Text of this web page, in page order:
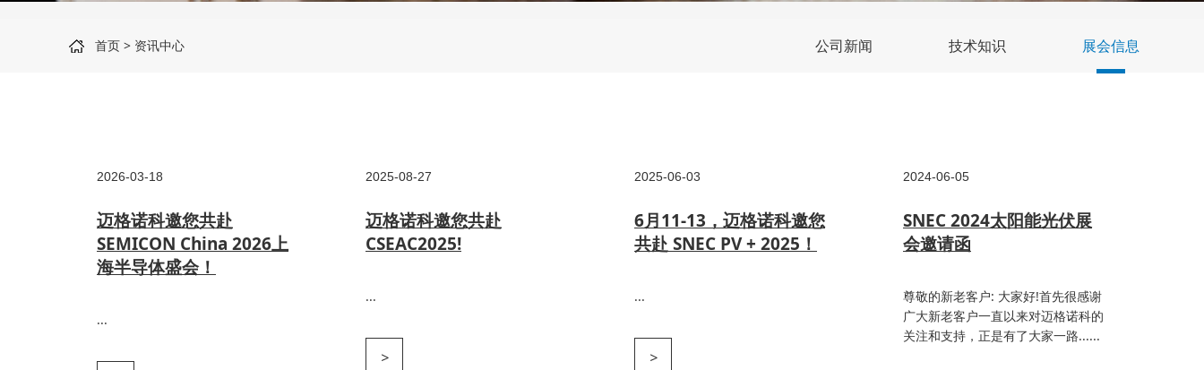
首页 > 资讯中心 公司新闻 技术知识 展会信息
2026-03-18
迈格诺科邀您共赴
SEMICON China 2026上
海半导体盛会！
...
2025-08-27
迈格诺科邀您共赴
CSEAC2025!
...
>
2025-06-03
6月11-13，迈格诺科邀您
共赴 SNEC PV + 2025！
...
>
2024-06-05
SNEC 2024太阳能光伏展
会邀请函
尊敬的新老客户: 大家好!首先很感谢
广大新老客户一直以来对迈格诺科的
关注和支持，正是有了大家一路......